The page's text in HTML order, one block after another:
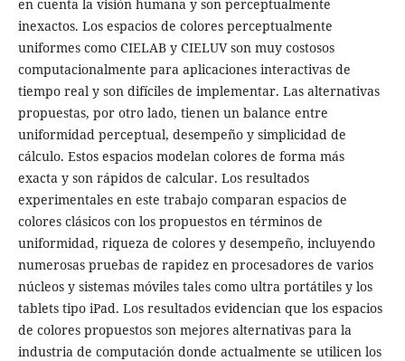
en cuenta la visión humana y son perceptualmente
inexactos. Los espacios de colores perceptualmente
uniformes como CIELAB y CIELUV son muy costosos
computacionalmente para aplicaciones interactivas de
tiempo real y son difíciles de implementar. Las alternativas
propuestas, por otro lado, tienen un balance entre
uniformidad perceptual, desempeño y simplicidad de
cálculo. Estos espacios modelan colores de forma más
exacta y son rápidos de calcular. Los resultados
experimentales en este trabajo comparan espacios de
colores clásicos con los propuestos en términos de
uniformidad, riqueza de colores y desempeño, incluyendo
numerosas pruebas de rapidez en procesadores de varios
núcleos y sistemas móviles tales como ultra portátiles y los
tablets tipo iPad. Los resultados evidencian que los espacios
de colores propuestos son mejores alternativas para la
industria de computación donde actualmente se utilicen los